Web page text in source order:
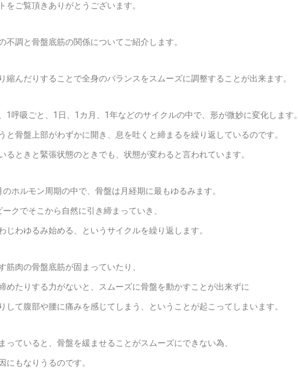
をご覧頂きありがとうございます。
不調と骨盤底筋の関係についてご紹介します。
縮んだりすることで全身のバランスをスムーズに調整することが出来ます。
1呼吸ごと、1日、1カ月、1年などのサイクルの中で、形が微妙に変化します。
と骨盤上部がわずかに開き、息を吐くと締まるを繰り返しているのです。
るときと緊張状態のときでも、状態が変わると言われています。
ホルモン周期の中で、骨盤は月経期に最もゆるみます。
クでそこから自然に引き締まっていき、
じわゆるみ始める、というサイクルを繰り返します。
筋肉の骨盤底筋が固まっていたり、
めたりする力がないと、スムーズに骨盤を動かすことが出来ずに
して腹部や腰に痛みを感じてしまう、ということが起こってしまいます。
っていると、骨盤を緩ませることがスムーズにできない為、
にもなりうるのです。